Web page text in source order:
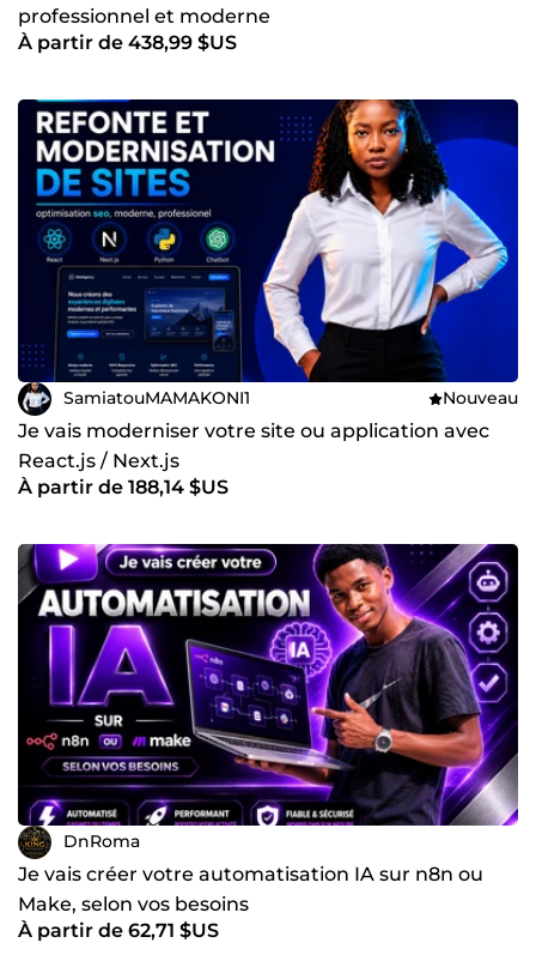
professionnel et moderne
À partir de 438,99 $US
SamiatouMAMAKONI1 Nouveau
Je vais moderniser votre site ou application avec
React.js / Next.js
À partir de 188,14 $US
DnRoma
Je vais créer votre automatisation IA sur n8n ou
Make, selon vos besoins
À partir de 62,71 $US